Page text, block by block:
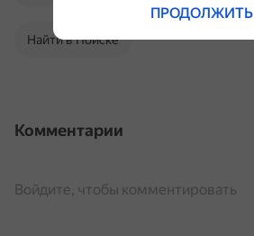
Найти в Поиске
Комментарии
Войдите, чтобы комментировать
ПРОДОЛЖИТЬ